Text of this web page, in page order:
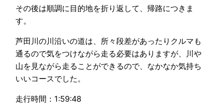
その後は順調に目的地を折り返して、帰路につきま
す。
芦田川の川沿いの道は、所々段差があったりクルマも
通るので気をつけながら走る必要はありますが、川や
山を見ながら走ることができるので、なかなか気持ち
いいコースでした。
走行時間：1:59:48